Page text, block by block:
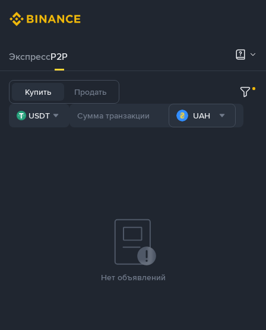
ЭкспрессP2P
Купить Продать
USDT UAH
Нет объявлений